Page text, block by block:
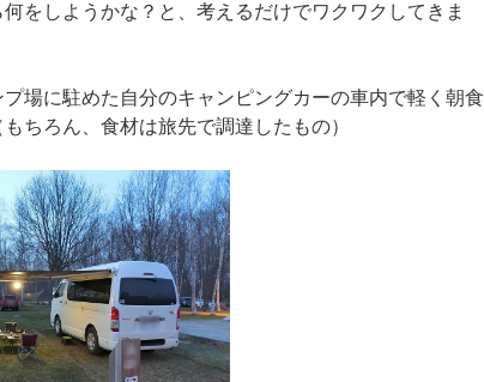
をしようかな？と、考えるだけでワクワクしてきま
プ場に駐めた自分のキャンピングカーの車内で軽く朝食
ちろん、食材は旅先で調達したもの）